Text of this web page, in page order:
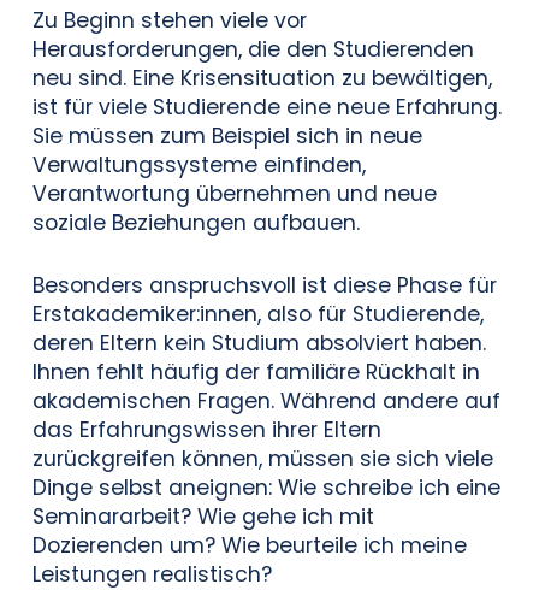
Zu Beginn stehen viele vor
Herausforderungen, die den Studierenden
neu sind. Eine Krisensituation zu bewältigen,
ist für viele Studierende eine neue Erfahrung.
Sie müssen zum Beispiel sich in neue
Verwaltungssysteme einfinden,
Verantwortung übernehmen und neue
soziale Beziehungen aufbauen.
Besonders anspruchsvoll ist diese Phase für
Erstakademiker:innen, also für Studierende,
deren Eltern kein Studium absolviert haben.
Ihnen fehlt häufig der familiäre Rückhalt in
akademischen Fragen. Während andere auf
das Erfahrungswissen ihrer Eltern
zurückgreifen können, müssen sie sich viele
Dinge selbst aneignen: Wie schreibe ich eine
Seminararbeit? Wie gehe ich mit
Dozierenden um? Wie beurteile ich meine
Leistungen realistisch?